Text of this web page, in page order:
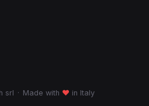
srl · Made with ♥ in Italy